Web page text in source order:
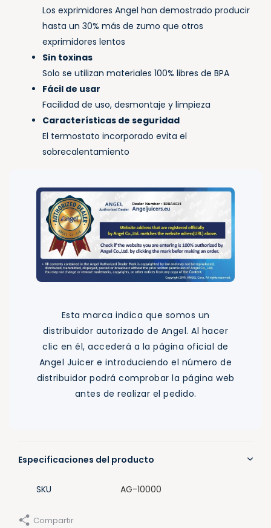
Los exprimidores Angel han demostrado producir
hasta un 30% más de zumo que otros
exprimidores lentos
Sin toxinas
Solo se utilizan materiales 100% libres de BPA
Fácil de usar
Facilidad de uso, desmontaje y limpieza
Características de seguridad
El termostato incorporado evita el
sobrecalentamiento
Esta marca indica que somos un
distribuidor autorizado de Angel. Al hacer
clic en él, accederá a la página oficial de
Angel Juicer e introduciendo el número de
distribuidor podrá comprobar la página web
antes de realizar el pedido.
Especificaciones del producto
SKU AG-10000
Compartir